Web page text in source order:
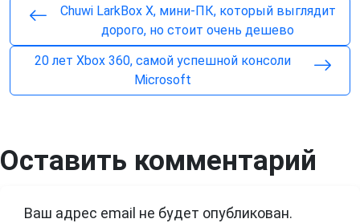
Chuwi LarkBox X, мини-ПК, который выглядит
дорого, но стоит очень дешево
20 лет Xbox 360, самой успешной консоли
Microsoft
Оставить комментарий
Ваш адрес email не будет опубликован.